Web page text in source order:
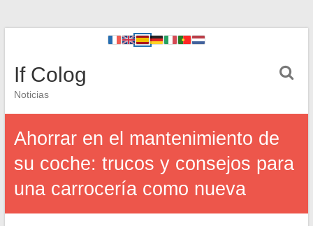
If Colog
Noticias
Ahorrar en el mantenimiento de
su coche: trucos y consejos para
una carrocería como nueva